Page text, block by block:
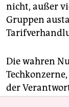
nicht, außer
Gruppen
Die wahren
der